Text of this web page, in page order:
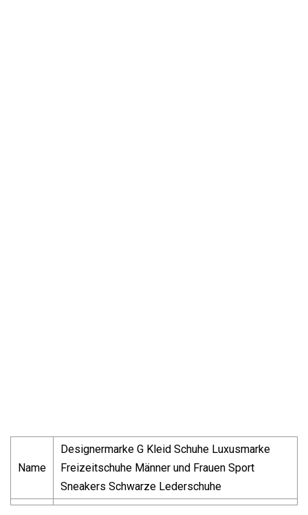
Name
Designermarke G Kleid Schuhe Luxusmarke
Freizeitschuhe Männer und Frauen Sport
Sneakers Schwarze Lederschuhe